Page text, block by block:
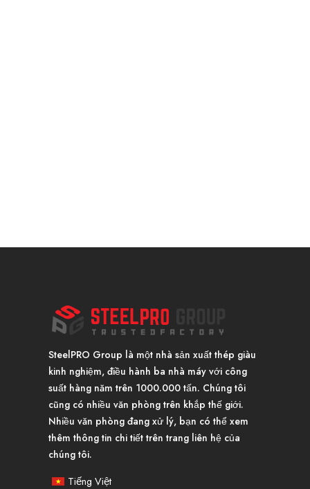
SteelPRO Group là một nhà sản xuất thép giàu
kinh nghiệm, điều hành ba nhà máy với công
suất hàng năm trên 1000.000 tấn. Chúng tôi
cũng có nhiều văn phòng trên khắp thế giới.
Nhiều văn phòng đang xử lý, bạn có thể xem
thêm thông tin chi tiết trên trang liên hệ của
chúng tôi.
Tiếng Việt